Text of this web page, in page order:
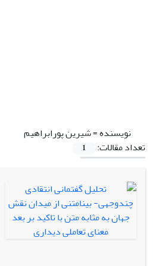
نویسنده =شیرین پورابراهیم
تعداد مقالات:
1